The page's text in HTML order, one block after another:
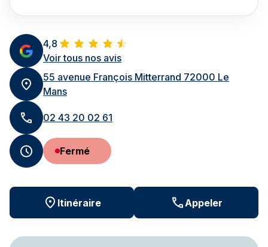
4,8
Voir tous nos avis
55 avenue François Mitterrand 72000 Le
Mans
02 43 20 02 61
Fermé
Itinéraire Appeler